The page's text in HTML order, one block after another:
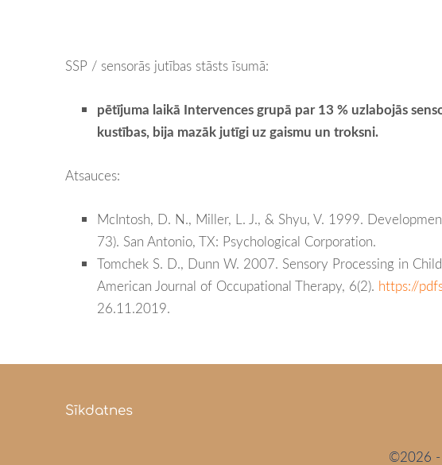
SSP / sensorās jutības stāsts īsumā:
pētījuma laikā Intervences grupā par 13 % uzlabojās
kustības, bija mazāk jutīgi uz gaismu un troksni.
Atsauces:
McIntosh, D. N., Miller, L. J., & Shyu, V. 1999.
73). San Antonio, TX: Psychological Corporation.
Tomchek S. D., Dunn W. 2007. Sensory Processing in
American Journal of Occupational Therapy, 6(2). https://
26.11.2019.
Sīkdatnes
©2026 -